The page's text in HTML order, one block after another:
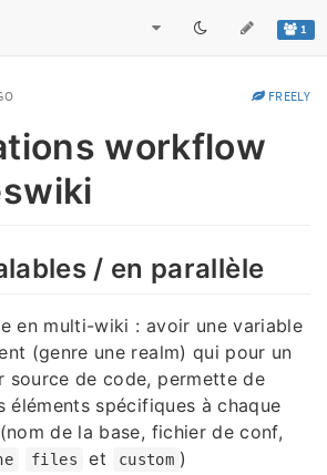
1
FREELY
workflow
/ en parallèle
en multi-wiki : avoir une variable
(genre une realm) qui pour un
source de code, permette de
éléments spécifiques à chaque
de la base, fichier de conf,
files et custom )